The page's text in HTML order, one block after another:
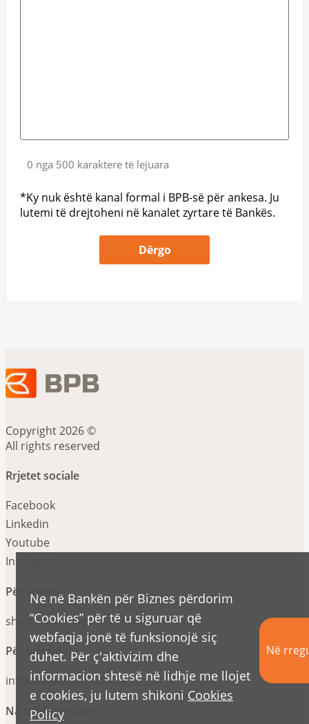
0 nga 500 karaktere të lejuara
*Ky nuk është kanal formal i BPB-së për ankesa. Ju
lutemi të drejtoheni në kanalet zyrtare të Bankës.
Copyright 2026 ©
All rights reserved
Rrjetet sociale
Facebook
Linkedin
Youtube
Instagram
Për ankesa
sherbimiperkliente@bpbbank.com
Për informata
informata@bpbbank.com
Na telefononi në:
Ne në Bankën për Biznes përdorim
“Cookies” për të u siguruar që
webfaqja jonë të funksionojë siç
duhet. Për ç'aktivizim dhe
informacion shtesë në lidhje me llojet
e cookies, ju lutem shikoni Cookies
Policy
Në